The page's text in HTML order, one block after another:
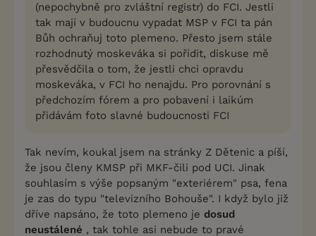
(nepochybně pro zvláštní registr) do FCI. Jestli
tak mají v budoucnu vypadat MSP v FCI ta pán
Bůh ochraňuj toto plemeno. Přesto jsem stále
rozhodnutý moskeváka si pořídit, diskuse mě
přesvědčila o tom, že jestli chci opravdu
moskeváka, v FCI ho nenajdu. Pro porovnání s
předchozím fórem a pro pobavení i laikúm
přidávám foto slavné budoucnosti FCI
Tak nevím, koukal jsem na stránky Z Dětenic a píší,
že jsou členy KMSP při MKF-čili pod UCI. Jinak
souhlasím s výše popsaným "exteriérem" psa, fena
je zas do typu "televizního Bohouše". I když bylo již
dříve napsáno, že toto plemeno je dosud
neustálené , tak tohle asi nebude to pravé